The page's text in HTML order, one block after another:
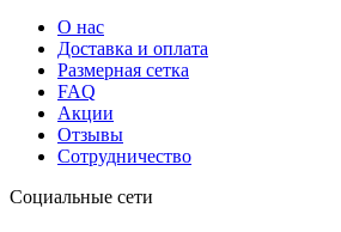
О нас
Доставка и оплата
Размерная сетка
FAQ
Акции
Отзывы
Сотрудничество
Социальные сети